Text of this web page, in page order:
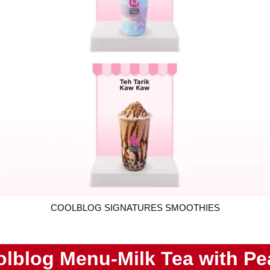
COOLBLOG SIGNATURES SMOOTHIES
Menu-Milk Tea with